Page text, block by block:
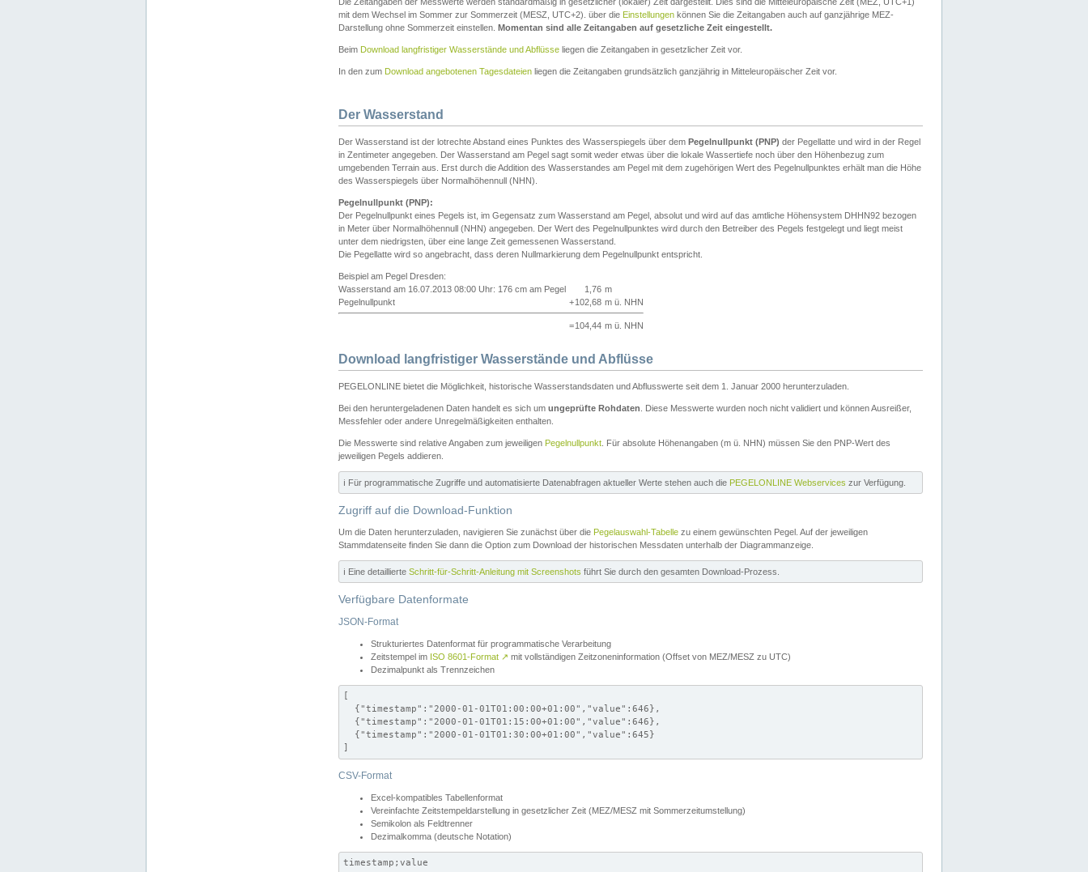
mit dem Wechsel im Sommer zur Sommerzeit (MESZ, UTC+2). über die Einstellungen können Sie die Zeitangaben auch auf ganzjährige MEZ-
Darstellung ohne Sommerzeit einstellen. Momentan sind alle Zeitangaben auf gesetzliche Zeit eingestellt.
Beim Download langfristiger Wasserstände und Abflüsse liegen die Zeitangaben in gesetzlicher Zeit vor.
In den zum Download angebotenen Tagesdateien liegen die Zeitangaben grundsätzlich ganzjährig in Mitteleuropäischer Zeit vor.
Der Wasserstand
Der Wasserstand ist der lotrechte Abstand eines Punktes des Wasserspiegels über dem Pegelnullpunkt (PNP) der Pegellatte und wird in der Regel
in Zentimeter angegeben. Der Wasserstand am Pegel sagt somit weder etwas über die lokale Wassertiefe noch über den Höhenbezug zum
umgebenden Terrain aus. Erst durch die Addition des Wasserstandes am Pegel mit dem zugehörigen Wert des Pegelnullpunktes erhält man die Höhe
des Wasserspiegels über Normalhöhennull (NHN).
Pegelnullpunkt (PNP):
Der Pegelnullpunkt eines Pegels ist, im Gegensatz zum Wasserstand am Pegel, absolut und wird auf das amtliche Höhensystem DHHN92 bezogen
in Meter über Normalhöhennull (NHN) angegeben. Der Wert des Pegelnullpunktes wird durch den Betreiber des Pegels festgelegt und liegt meist
unter dem niedrigsten, über eine lange Zeit gemessenen Wasserstand.
Die Pegellatte wird so angebracht, dass deren Nullmarkierung dem Pegelnullpunkt entspricht.
Beispiel am Pegel Dresden:
Wasserstand am 16.07.2013 08:00 Uhr: 176 cm am Pegel
1,76 m
Pegelnullpunkt
+102,68 m ü. NHN
=104,44 m ü. NHN
Download langfristiger Wasserstände und Abflüsse
PEGELONLINE bietet die Möglichkeit, historische Wasserstandsdaten und Abflusswerte seit dem 1. Januar 2000 herunterzuladen.
Bei den heruntergeladenen Daten handelt es sich um ungeprüfte Rohdaten . Diese Messwerte wurden noch nicht validiert und können Ausreißer,
Messfehler oder andere Unregelmäßigkeiten enthalten.
Die Messwerte sind relative Angaben zum jeweiligen Pegelnullpunkt . Für absolute Höhenangaben (m ü. NHN) müssen Sie den PNP-Wert des
jeweiligen Pegels addieren.
ℹ️ Für programmatische Zugriffe und automatisierte Datenabfragen aktueller Werte stehen auch die PEGELONLINE Webservices zur Verfügung.
Zugriff auf die Download-Funktion
Um die Daten herunterzuladen, navigieren Sie zunächst über die Pegelauswahl-Tabelle zu einem gewünschten Pegel. Auf der jeweiligen
Stammdatenseite finden Sie dann die Option zum Download der historischen Messdaten unterhalb der Diagrammanzeige.
ℹ️ Eine detaillierte Schritt-für-Schritt-Anleitung mit Screenshots führt Sie durch den gesamten Download-Prozess.
Verfügbare Datenformate
JSON-Format
Strukturiertes Datenformat für programmatische Verarbeitung
Zeitstempel im ISO 8601-Format ↗ mit vollständigen Zeitzoneninformation (Offset von MEZ/MESZ zu UTC)
Dezimalpunkt als Trennzeichen
[
  {"timestamp":"2000-01-01T01:00:00+01:00","value":646},
  {"timestamp":"2000-01-01T01:15:00+01:00","value":646},
  {"timestamp":"2000-01-01T01:30:00+01:00","value":645}
]
CSV-Format
Excel-kompatibles Tabellenformat
Vereinfachte Zeitstempeldarstellung in gesetzlicher Zeit (MEZ/MESZ mit Sommerzeitumstellung)
Semikolon als Feldtrenner
Dezimalkomma (deutsche Notation)
timestamp;value